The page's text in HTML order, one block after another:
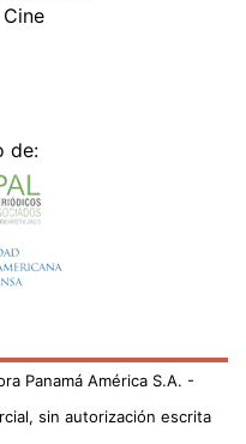
Cine
de:
Panamá América S.A. -
sin autorización escrita